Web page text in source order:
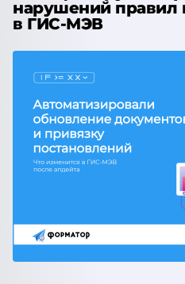
нарушений правил
в ГИС-МЭВ